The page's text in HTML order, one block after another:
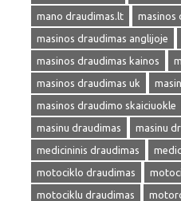
mano draudimas.lt
masinos
masinos draudimas anglijoje
masinos draudimas kainos
masinos draudimas uk
masinos draudimo skaiciuokle
masinu draudimas
masinu
medicininis draudimas
motociklo draudimas
motociklu draudimas